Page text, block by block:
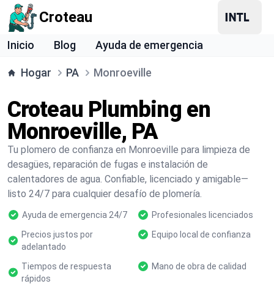
Croteau
Inicio Blog Ayuda de emergencia
Hogar PA Monroeville
Croteau Plumbing en
Monroeville, PA
Tu plomero de confianza en Monroeville para limpieza de
desagües, reparación de fugas e instalación de
calentadores de agua. Confiable, licenciado y amigable—
listo 24/7 para cualquier desafío de plomería.
Ayuda de emergencia 24/7
Profesionales licenciados
Precios justos por
adelantado
Equipo local de confianza
Tiempos de respuesta
rápidos
Mano de obra de calidad